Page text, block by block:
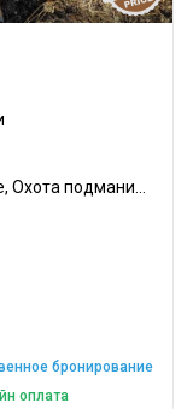
бронирование
оплата